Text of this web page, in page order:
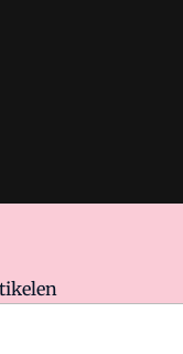
van VMN media.